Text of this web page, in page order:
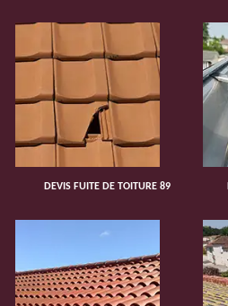
DEVIS FUITE DE TOITURE 89